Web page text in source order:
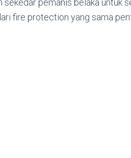
fire protection yang sama